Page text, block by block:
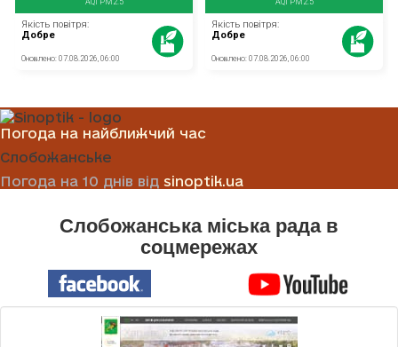
Погода на найближчий час
Слобожанське
Погода на 10 днів від sinoptik.ua
Слобожанська міська рада в
соцмережах